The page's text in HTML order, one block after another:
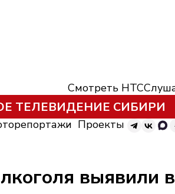
Смотреть НТС
ТЕЛЕВИДЕНИЕ СИБИРИ
Проекты
выявили